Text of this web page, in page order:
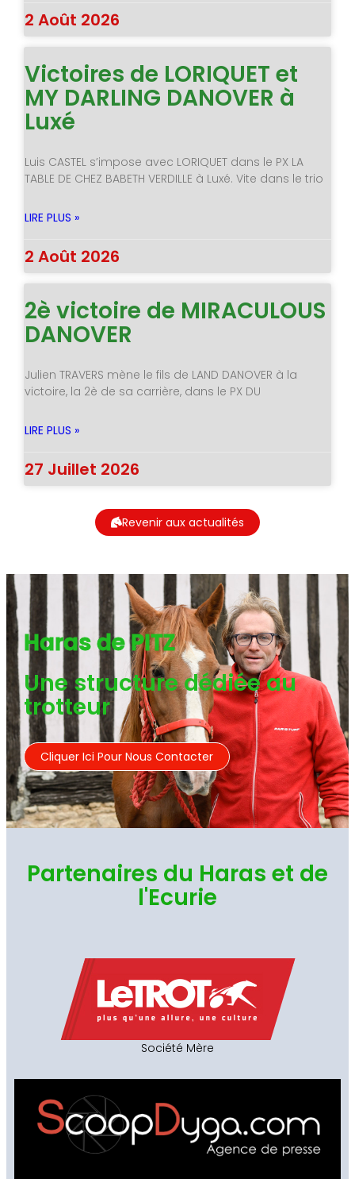
2 Août 2026
Victoires de LORIQUET et
MY DARLING DANOVER à
Luxé
Luis CASTEL s’impose avec LORIQUET dans le PX LA
TABLE DE CHEZ BABETH VERDILLE à Luxé. Vite dans le trio
LIRE PLUS »
2 Août 2026
2è victoire de MIRACULOUS
DANOVER
Julien TRAVERS mène le fils de LAND DANOVER à la
victoire, la 2è de sa carrière, dans le PX DU
LIRE PLUS »
27 Juillet 2026
Revenir aux actualités
Haras de PITZ
Une structure dédiée au
trotteur
Cliquer Ici Pour Nous Contacter
Partenaires du Haras et de
l'Ecurie
Société Mère